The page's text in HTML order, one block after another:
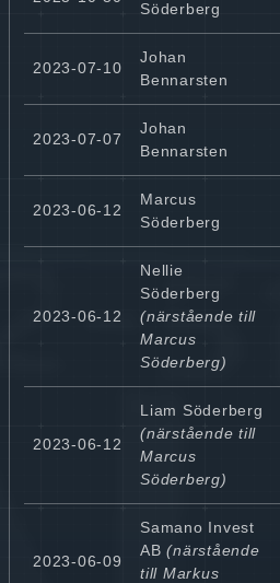
Söderberg
2023-07-10
Johan
Bennarsten
2023-07-07
Johan
Bennarsten
2023-06-12
Marcus
Söderberg
2023-06-12
Nellie
Söderberg
(närstående till
Marcus
Söderberg)
2023-06-12
Liam Söderberg
(närstående till
Marcus
Söderberg)
2023-06-09
Samano Invest
AB (närstående
till Markus